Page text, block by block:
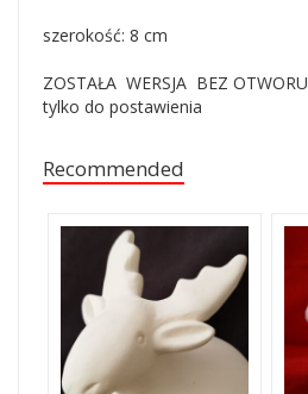
szerokość: 8 cm
ZOSTAŁA WERSJA BEZ OTWORU
tylko do postawienia
Recommended